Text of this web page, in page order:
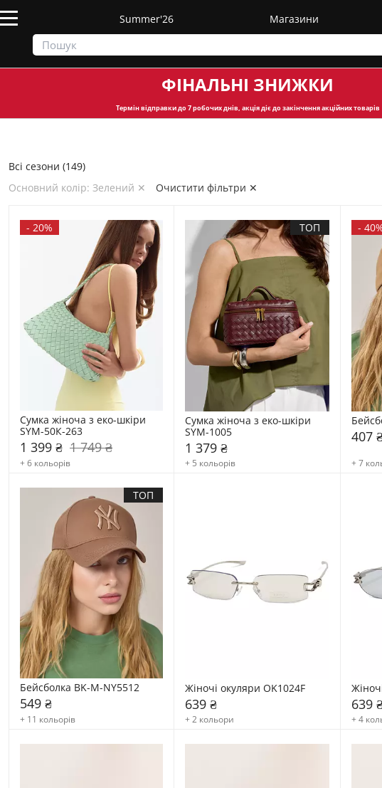
Summer'26 Магазини
ФІНАЛЬНІ ЗНИЖКИ
Термін відправкидо 7 робочих днів, акція діє до закінчення акційних товарів
Всі сезони (149)
Основний колір: Зелений ✕
Очистити фільтри ✕
- 20%
Сумка жіноча з еко-шкіри
SYM-50К-263
1 399 ₴ 1 749 ₴
+ 6 кольорів
ТОП
Сумка жіноча з еко-шкіри
SYM-1005
1 379 ₴
+ 5 кольорів
-
407
+ 7
ТОП
Бейсболка BK-M-NY5512
549 ₴
+ 11 кольорів
Жіночі окуляри OK1024F
639 ₴
+ 2 кольори
639
+ 4